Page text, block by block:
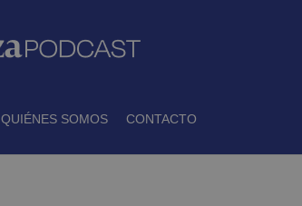
QUIÉNES SOMOS CONTACTO